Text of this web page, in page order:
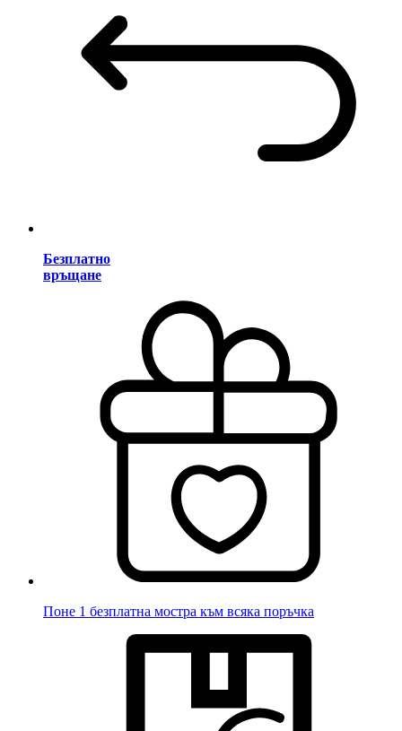
Безплатно
връщане
Поне 1 безплатна мостра към всяка поръчка